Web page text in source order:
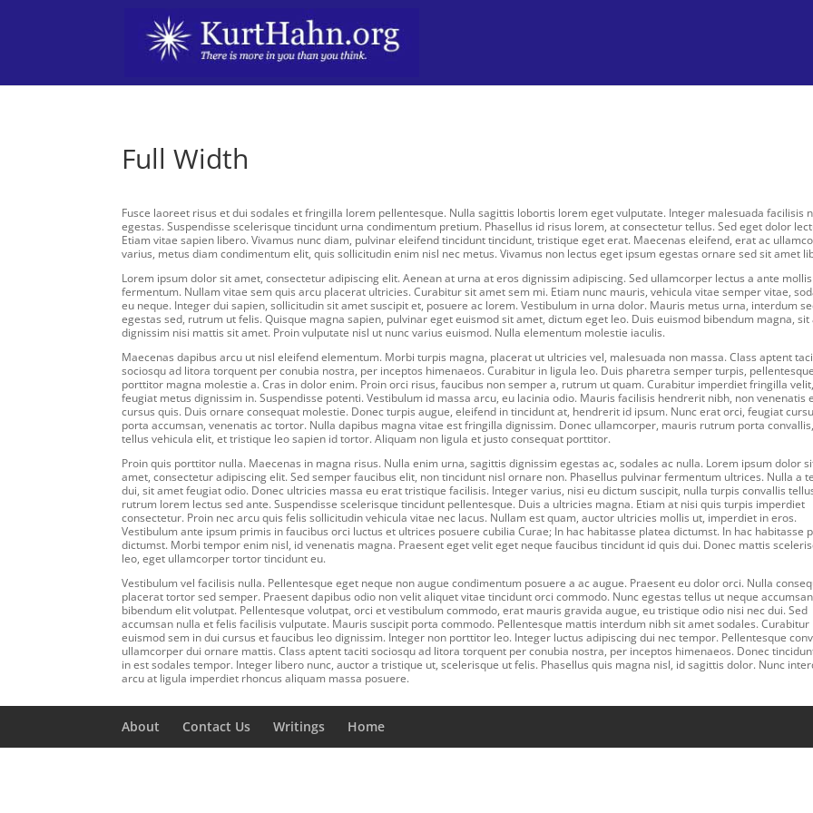
Full Width
Fusce laoreet risus et dui sodales et fringilla lorem pellentesque. Nulla sagittis lobortis lorem eget vulputate. Integer malesuada facilisis
egestas. Suspendisse scelerisque tincidunt urna condimentum pretium. Phasellus id risus lorem, at consectetur tellus. Sed eget dolor
Etiam vitae sapien libero. Vivamus nunc diam, pulvinar eleifend tincidunt tincidunt, tristique eget erat. Maecenas eleifend, erat ac
varius, metus diam condimentum elit, quis sollicitudin enim nisl nec metus. Vivamus non lectus eget ipsum egestas ornare sed sit amet
Lorem ipsum dolor sit amet, consectetur adipiscing elit. Aenean at urna at eros dignissim adipiscing. Sed ullamcorper lectus a ante mollis
fermentum. Nullam vitae sem quis arcu placerat ultricies. Curabitur sit amet sem mi. Etiam nunc mauris, vehicula vitae semper vitae,
eu neque. Integer dui sapien, sollicitudin sit amet suscipit et, posuere ac lorem. Vestibulum in urna dolor. Mauris metus urna, interdum
egestas sed, rutrum ut felis. Quisque magna sapien, pulvinar eget euismod sit amet, dictum eget leo. Duis euismod bibendum magna, sit
dignissim nisi mattis sit amet. Proin vulputate nisl ut nunc varius euismod. Nulla elementum molestie iaculis.
Maecenas dapibus arcu ut nisl eleifend elementum. Morbi turpis magna, placerat ut ultricies vel, malesuada non massa. Class aptent
sociosqu ad litora torquent per conubia nostra, per inceptos himenaeos. Curabitur in ligula leo. Duis pharetra semper turpis, pellentesque
porttitor magna molestie a. Cras in dolor enim. Proin orci risus, faucibus non semper a, rutrum ut quam. Curabitur imperdiet fringilla
feugiat metus dignissim in. Suspendisse potenti. Vestibulum id massa arcu, eu lacinia odio. Mauris facilisis hendrerit nibh, non venenatis
cursus quis. Duis ornare consequat molestie. Donec turpis augue, eleifend in tincidunt at, hendrerit id ipsum. Nunc erat orci, feugiat
porta accumsan, venenatis ac tortor. Nulla dapibus magna vitae est fringilla dignissim. Donec ullamcorper, mauris rutrum porta
tellus vehicula elit, et tristique leo sapien id tortor. Aliquam non ligula et justo consequat porttitor.
Proin quis porttitor nulla. Maecenas in magna risus. Nulla enim urna, sagittis dignissim egestas ac, sodales ac nulla. Lorem ipsum dolor
amet, consectetur adipiscing elit. Sed semper faucibus elit, non tincidunt nisl ornare non. Phasellus pulvinar fermentum ultrices. Nulla a
dui, sit amet feugiat odio. Donec ultricies massa eu erat tristique facilisis. Integer varius, nisi eu dictum suscipit, nulla turpis convallis
rutrum lorem lectus sed ante. Suspendisse scelerisque tincidunt pellentesque. Duis a ultricies magna. Etiam at nisi quis turpis imperdiet
consectetur. Proin nec arcu quis felis sollicitudin vehicula vitae nec lacus. Nullam est quam, auctor ultricies mollis ut, imperdiet in eros.
Vestibulum ante ipsum primis in faucibus orci luctus et ultrices posuere cubilia Curae; In hac habitasse platea dictumst. In hac habitasse
dictumst. Morbi tempor enim nisl, id venenatis magna. Praesent eget velit eget neque faucibus tincidunt id quis dui. Donec mattis
leo, eget ullamcorper tortor tincidunt eu.
Vestibulum vel facilisis nulla. Pellentesque eget neque non augue condimentum posuere a ac augue. Praesent eu dolor orci. Nulla
placerat tortor sed semper. Praesent dapibus odio non velit aliquet vitae tincidunt orci commodo. Nunc egestas tellus ut neque
bibendum elit volutpat. Pellentesque volutpat, orci et vestibulum commodo, erat mauris gravida augue, eu tristique odio nisi nec dui. Sed
accumsan nulla et felis facilisis vulputate. Mauris suscipit porta commodo. Pellentesque mattis interdum nibh sit amet sodales. Curabitur
euismod sem in dui cursus et faucibus leo dignissim. Integer non porttitor leo. Integer luctus adipiscing dui nec tempor. Pellentesque
ullamcorper dui ornare mattis. Class aptent taciti sociosqu ad litora torquent per conubia nostra, per inceptos himenaeos. Donec
in est sodales tempor. Integer libero nunc, auctor a tristique ut, scelerisque ut felis. Phasellus quis magna nisl, id sagittis dolor. Nunc
arcu at ligula imperdiet rhoncus aliquam massa posuere.
About Contact Us Writings Home